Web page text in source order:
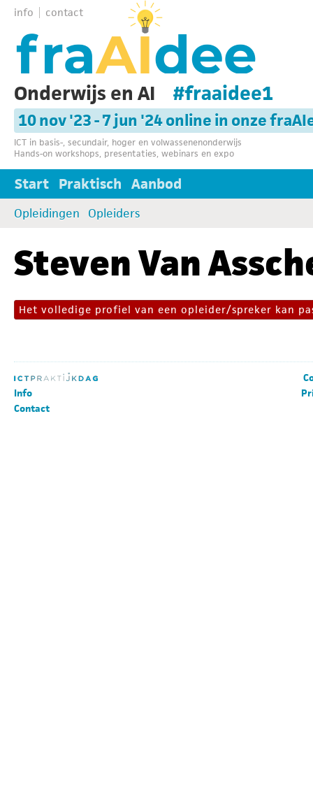
info contact
Onderwijs en AI #fraaidee1
10 nov '23 - 7 jun '24 online in onze
ICT in basis-, secundair, hoger en volwassenenonderwijs
Hands-on workshops, presentaties, webinars en expo
Start Praktisch Aanbod
Opleidingen Opleiders
Steven Van
Het volledige profiel van een opleider/spreker kan
Info
Contact